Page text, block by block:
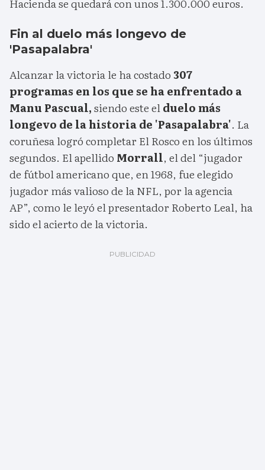
Hacienda se quedará con unos 1.300.000 euros.
Fin al duelo más longevo de
'Pasapalabra'
Alcanzar la victoria le ha costado307
programas en los que se ha enfrentado a
Manu Pascual,siendo este elduelo más
longevo de la historia de 'Pasapalabra'. La
coruñesa logró completar El Rosco en los últimos
segundos. El apellido Morrall, el del “jugador
de fútbol americano que, en 1968, fue elegido
jugador más valioso de la NFL, por la agencia
AP”, como le leyó el presentador Roberto Leal, ha
sido el acierto de la victoria.